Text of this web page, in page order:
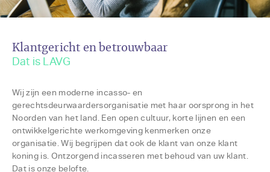
Klantgericht en betrouwbaar
Dat is LAVG
Wij zijn een moderne incasso- en
gerechtsdeurwaardersorganisatie met haar oorsprong in het
Noorden van het land. Een open cultuur, korte lijnen en een
ontwikkelgerichte werkomgeving kenmerken onze
organisatie. Wij begrijpen dat ook de klant van onze klant
koning is. Ontzorgend incasseren met behoud van uw klant.
Dat is onze belofte.